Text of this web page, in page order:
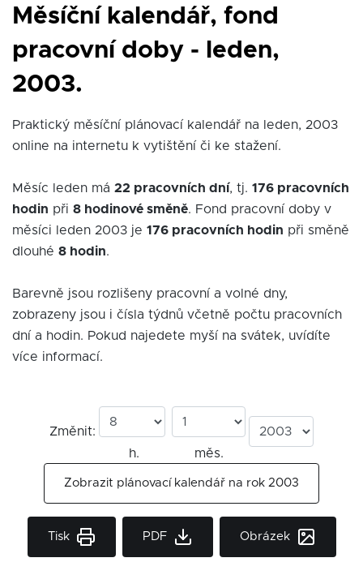
Měsíční kalendář, fond
pracovní doby - leden,
2003.
Praktický měsíční plánovací kalendář na leden, 2003
online na internetu k vytištění či ke stažení.
Měsíc leden má 22 pracovních dní, tj. 176 pracovních
hodin při 8 hodinové směně. Fond pracovní doby v
měsíci leden 2003 je 176 pracovních hodin při směně
dlouhé 8 hodin.
Barevně jsou rozlišeny pracovní a volné dny,
zobrazeny jsou i čísla týdnů včetně počtu pracovních
dní a hodin. Pokud najedete myší na svátek, uvídíte
více informací.
Změnit:
h.
měs.
Zobrazit plánovací kalendář na rok 2003
Tisk PDF Obrázek